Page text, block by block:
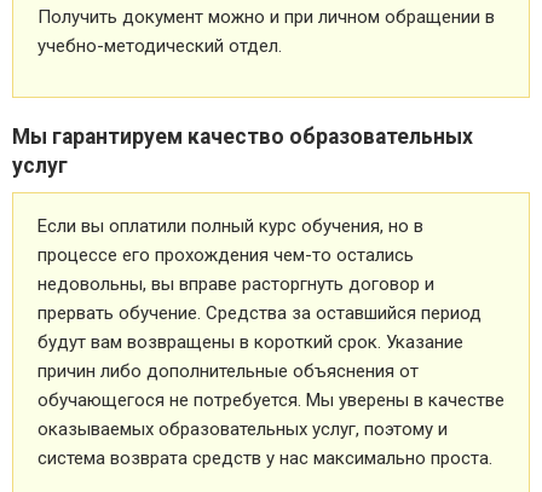
Получить документ можно и при личном обращении в
учебно-методический отдел.
Мы гарантируем качество образовательных
услуг
Если вы оплатили полный курс обучения, но в
процессе его прохождения чем-то остались
недовольны, вы вправе расторгнуть договор и
прервать обучение. Средства за оставшийся период
будут вам возвращены в короткий срок. Указание
причин либо дополнительные объяснения от
обучающегося не потребуется. Мы уверены в качестве
оказываемых образовательных услуг, поэтому и
система возврата средств у нас максимально проста.